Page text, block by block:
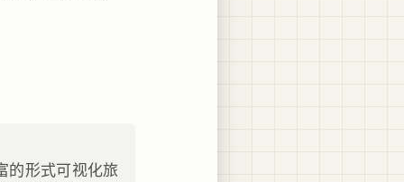
的形式可视化旅